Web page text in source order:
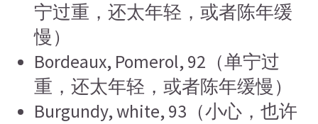
宁过重，还太年轻，或者陈年缓
慢）
Bordeaux, Pomerol, 92（单宁过
重，还太年轻，或者陈年缓慢）
Burgundy, white, 93（小心，也许